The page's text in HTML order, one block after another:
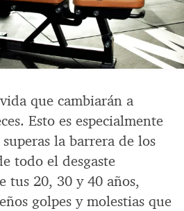
que cambiarán a
Esto es especialmente
la barrera de los
todo el desgaste
tus 20, 30 y 40 años,
golpes y molestias que